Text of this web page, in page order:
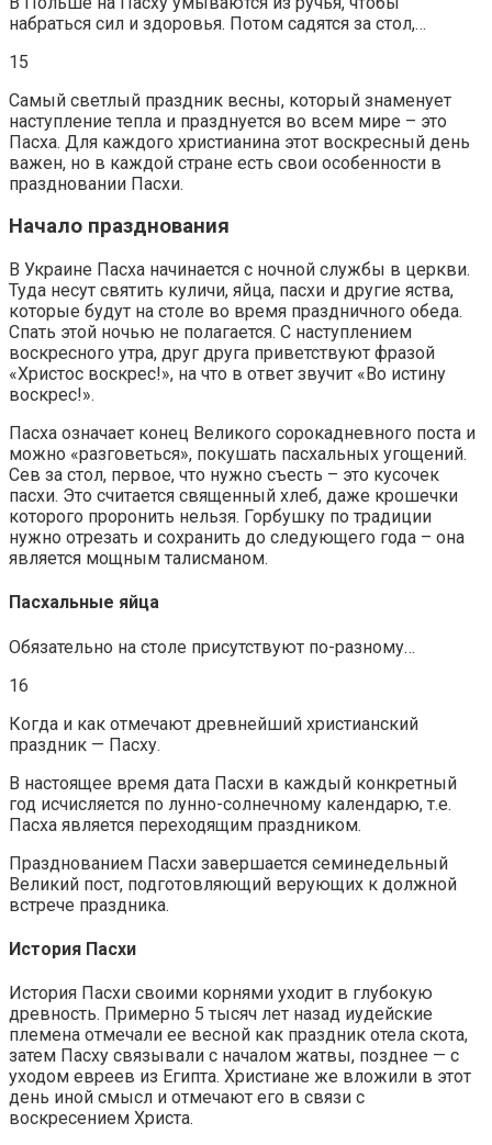
набраться сил и здоровья. Потом садятся за стол,…
15
Самый светлый праздник весны, который знаменует
наступление тепла и празднуется во всем мире – это
Пасха. Для каждого христианина этот воскресный день
важен, но в каждой стране есть свои особенности в
праздновании Пасхи.
Начало празднования
В Украине Пасха начинается с ночной службы в церкви.
Туда несут святить куличи, яйца, пасхи и другие яства,
которые будут на столе во время праздничного обеда.
Спать этой ночью не полагается. С наступлением
воскресного утра, друг друга приветствуют фразой
«Христос воскрес!», на что в ответ звучит «Во истину
воскрес!».
Пасха означает конец Великого сорокадневного поста и
можно «разговеться», покушать пасхальных угощений.
Сев за стол, первое, что нужно съесть – это кусочек
пасхи. Это считается священный хлеб, даже крошечки
которого проронить нельзя. Горбушку по традиции
нужно отрезать и сохранить до следующего года – она
является мощным талисманом.
Пасхальные яйца
Обязательно на столе присутствуют по-разному…
16
Когда и как отмечают древнейший христианский
праздник — Пасху.
В настоящее время дата Пасхи в каждый конкретный
год исчисляется по лунно-солнечному календарю, т.е.
Пасха является переходящим праздником.
Празднованием Пасхи завершается семинедельный
Великий пост, подготовляющий верующих к должной
встрече праздника.
История Пасхи
История Пасхи своими корнями уходит в глубокую
древность. Примерно 5 тысяч лет назад иудейские
племена отмечали ее весной как праздник отела скота,
затем Пасху связывали с началом жатвы, позднее — с
уходом евреев из Египта. Христиане же вложили в этот
день иной смысл и отмечают его в связи с
воскресением Христа.